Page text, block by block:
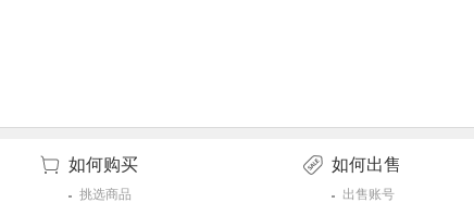
如何购买
挑选商品
如何出售
出售账号